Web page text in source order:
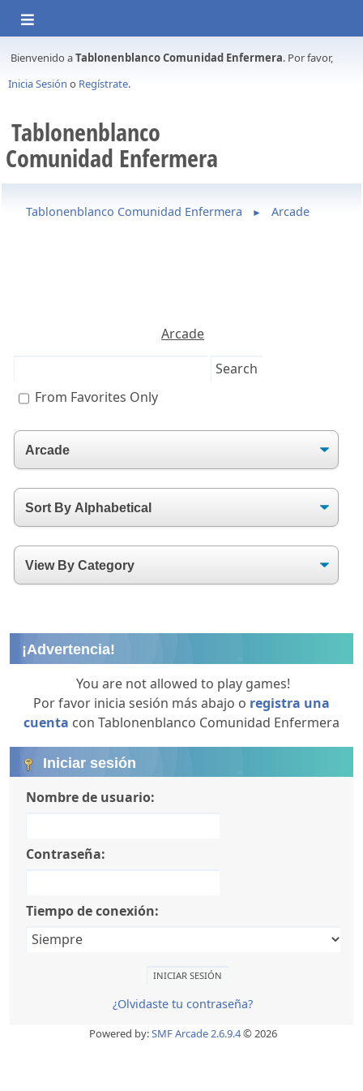
Bienvenido aTablonenblanco Comunidad Enfermera. Por favor,
Inicia Sesión o Regístrate.
Tablonenblanco
Comunidad Enfermera
Tablonenblanco Comunidad Enfermera ► Arcade
Arcade
From Favorites Only
¡Advertencia!
You are not allowed to play games!
Por favor inicia sesión más abajo o registra una
cuenta con Tablonenblanco Comunidad Enfermera
Iniciar sesión
Nombre de usuario:
Contraseña:
Tiempo de conexión:
¿Olvidaste tu contraseña?
Powered by:SMF Arcade 2.6.9.4© 2026